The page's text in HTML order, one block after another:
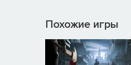
Похожие игры